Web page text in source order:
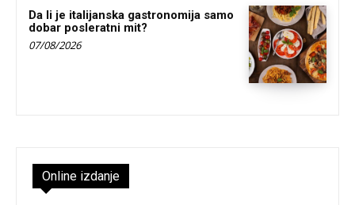
Da li je italijanska gastronomija samo
dobar posleratni mit?
07/08/2026
Online izdanje